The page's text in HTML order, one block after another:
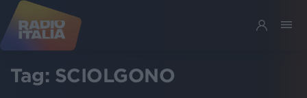
Tag: SCIOLGONO